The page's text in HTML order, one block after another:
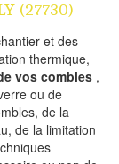
(27730)
et des
thermique,
vos combles ,
ou de
de la
de la limitation